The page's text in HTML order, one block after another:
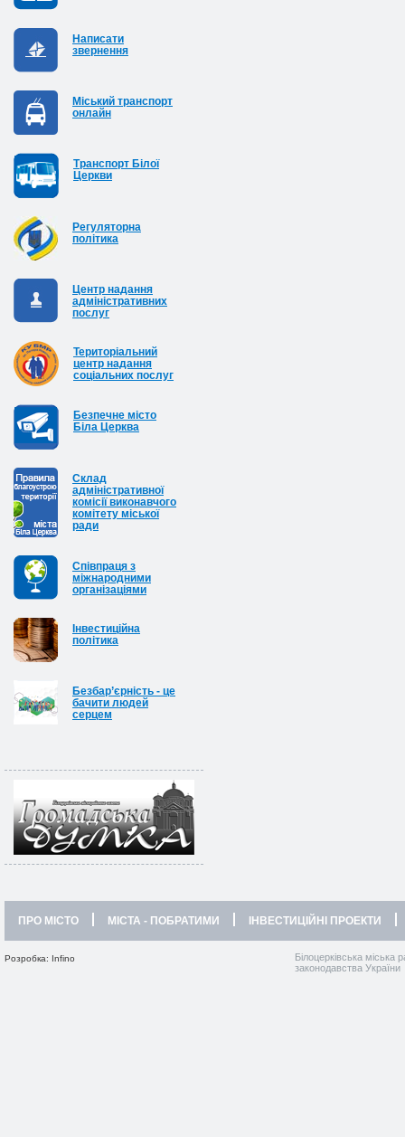
Написати
звернення
Міський транспорт
онлайн
Транспорт Білої
Церкви
Регуляторна
політика
Центр надання
адміністративних
послуг
Територіальний
центр надання
соціальних послуг
Безпечне місто
Біла Церква
Cклад
адміністративної
комісії виконавчого
комітету міської
ради
Співпраця з
міжнародними
організаціями
Інвестиційна
політика
Безбар’єрність - це
бачити людей
серцем
ПРО МІСТО МІСТА - ПОБРАТИМИ ІНВЕСТИЦІЙНІ ПРОЕКТИ
Розробка: Infino
Білоцерківська міська
законодавства України